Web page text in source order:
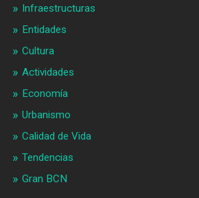
Infraestructuras
Entidades
Cultura
Actividades
Economía
Urbanismo
Calidad de Vida
Tendencias
Gran BCN